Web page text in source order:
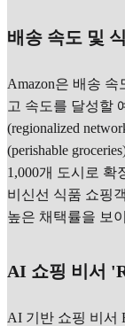
배송 속도 및
Amazon은 배송 속
고 속도를 달성할
(regionalized
(perishable
1,000개 도시로 확
비신선 식품 쇼핑
높은 채택률을 보
AI 쇼핑 비서
AI 기반 쇼핑 비서